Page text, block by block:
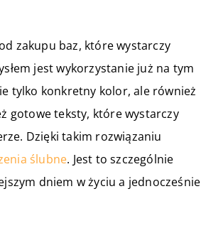
zakupu baz, które wystarczy
jest wykorzystanie już na tym
tylko konkretny kolor, ale również
gotowe teksty, które wystarczy
Dzięki takim rozwiązaniu
ślubne. Jest to szczególnie
dniem w życiu a jednocześnie